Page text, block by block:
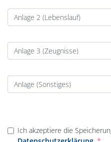
Anlage 2 (Lebenslauf)
Anlage 3 (Zeugnisse)
Anlage (Sonstiges)
Ich akzeptiere die